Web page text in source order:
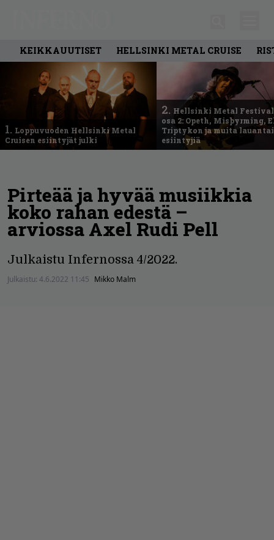
KEIKKAUUTISET HELLSINKI METAL CRUISE
1. Loppuvuoden Hellsinki Metal
Cruisen esiintyjät julki
2. Hellsinki Metal
osa 2: Opeth, Misþyrming,
Triptykon ja muita
esiintyjiä
Pirteää ja hyvää musiikkia
koko rahan edestä –
arviossa Axel Rudi Pell
Julkaistu Infernossa 4/2022.
Julkaistu: 4.6.2022 11:45 Mikko Malm